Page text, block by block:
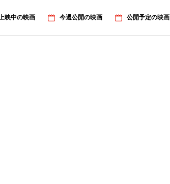
映中の映画 今週公開の映画 公開予定の映画